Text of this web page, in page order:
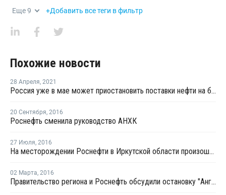
Еще9 +Добавить все теги в фильтр
Похожие новости
28 Апреля, 2021
Россия уже в мае может приостановить поставки нефти на белорусский НПЗ Нафтан
20 Сентября, 2016
Роснефть сменила руководство АНХК
27 Июля, 2016
На месторождении Роснефти в Иркутской области произошла авария
02 Марта, 2016
Правительство региона и Роснефть обсудили остановку "Ангарского завода полимеров"